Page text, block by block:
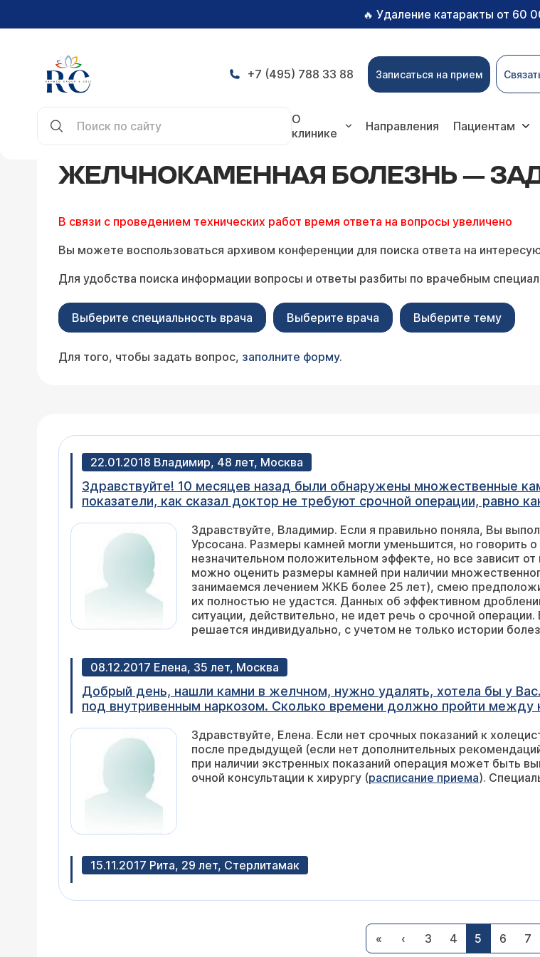
🔥 Удаление катаракты от 60
+7 (495) 788 33 88 Записаться на прием
О
клинике
Направления Пациентам
ЖЕЛЧНОКАМЕННАЯ БОЛЕЗНЬ —
В связи с проведением технических работ время ответа на вопросы увеличено
Вы можете воспользоваться архивом конференции для поиска ответа на
Для удобства поиска информации вопросы и ответы разбиты по врачебным
Выберите специальность врача Выберите врача Выберите тему
Для того, чтобы задать вопрос, заполните форму.
22.01.2018 Владимир, 48 лет, Москва
Здравствуйте! 10 месяцев назад были обнаружены множественные
показатели, как сказал доктор не требуют срочной операции, равно
Вечером 4 капсулы. В ощущениях ничего не изменилось, сегодня
16мм. Можно ли это считать прогрессом или просто другой угол
разрушение желчных камней ультразвуком и лазером это больше
это только удаление пузыря со всей его начинкой, изменились
Здравствуйте, Владимир. Если я правильно поняла, Вы
Урсосана. Размеры камней могли уменьшится, но
незначительном положительном эффекте, но все зависит
можно оценить размеры камней при наличии
занимаемся лечением ЖКБ более 25 лет), смею
их полностью не удастся. Данных об эффективном
ситуации, действительно, не идет речь о срочной
решается индивидуально, с учетом не только истории
подробно обсудить все интересующие Вас вопросы (
08.12.2017 Елена, 35 лет, Москва
Добрый день, нашли камни в желчном, нужно удалять, хотела бы у
под внутривенным наркозом. Сколько времени должно пройти между
Здравствуйте, Елена. Если нет срочных показаний к
после предыдущей (если нет дополнительных
при наличии экстренных показаний операция может быть
очной консультации к хирургу (расписание приема).
15.11.2017 Рита, 29 лет, Стерлитамак
расщепляющими холестериновые камни? Спрашиваю это, так как
Уважаемая Рита, камень желчного пузыря размером 2.5 см
вариантом лечения может быть только хирургический -
« ‹ 3 4 5 6 7